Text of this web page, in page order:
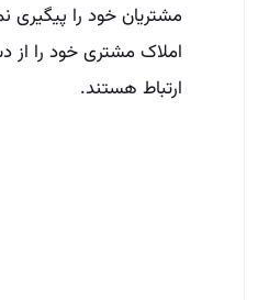
مشتریان خود را پیگیری
املاک مشتری خود را از
ارتباط هستند.